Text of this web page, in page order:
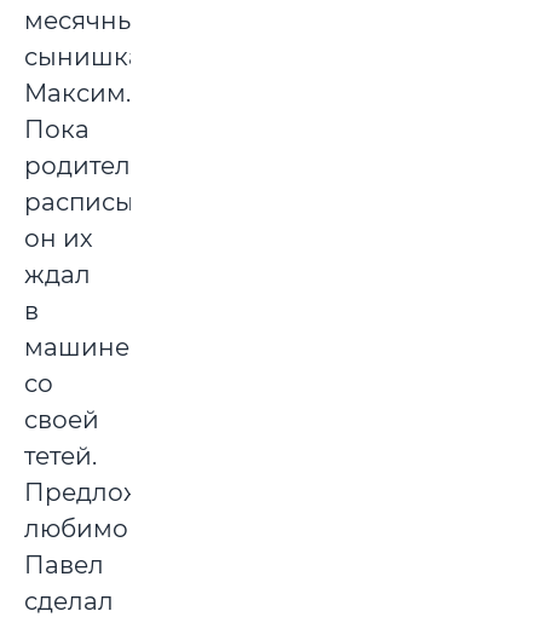
месячный
сынишка
Максим.
Пока
родители
расписывались,
он их
ждал
в
машине
со
своей
тетей.
Предложение
любимой
Павел
сделал